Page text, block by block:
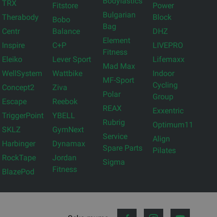
TRX
Therabody
Centr
Inspire
Eleiko
WellSystem
Concept2
Escape
TriggerPoint
SKLZ
Harbinger
RockTape
BlazePod
Fitstore
Bobo
Balance
C+P
Lever Sport
Wattbike
Ziva
Reebok
YBELL
GymNext
Dynamax
Jordan
Fitness
Bulgarian
Bag
Element
Fitness
Mad Max
MF-Sport
Polar
REAX
Rubrig
Service
Spare Parts
Sigma
Power
Block
DHZ
LIVEPRO
Lifemaxx
Indoor
Cycling
Group
Exxentric
Optimum11
Align
Pilates